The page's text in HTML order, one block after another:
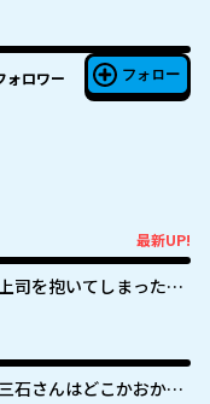
ォロワー フォロー
最新UP!
司を抱いてしまった部
石さんはどこかおかし